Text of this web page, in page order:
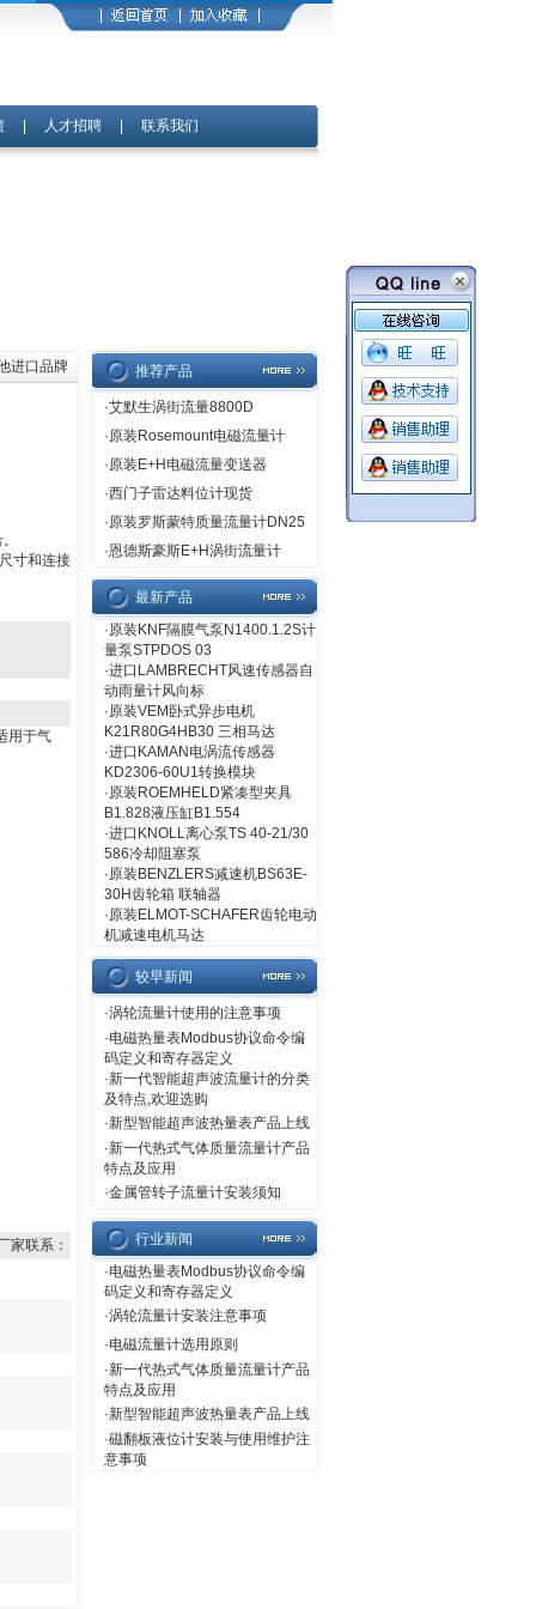
| 人才招聘| 联系我们
进口品牌
寸和连接
用于气
家联系：
推荐产品
·艾默生涡街流量8800D
·原装Rosemount电磁流量计
·原装E+H电磁流量变送器
·西门子雷达料位计现货
·原装罗斯蒙特质量流量计DN25
·恩德斯豪斯E+H涡街流量计
最新产品
·原装KNF隔膜气泵N1400.1.2S计
量泵STPDOS 03
·进口LAMBRECHT风速传感器自
动雨量计风向标
·原装VEM卧式异步电机
K21R80G4HB30 三相马达
·进口KAMAN电涡流传感器
KD2306-60U1转换模块
·原装ROEMHELD紧凑型夹具
B1.828液压缸B1.554
·进口KNOLL离心泵TS 40-21/30
586冷却阻塞泵
·原装BENZLERS减速机BS63E-
30H齿轮箱 联轴器
·原装ELMOT-SCHAFER齿轮电动
机减速电机马达
较早新闻
·涡轮流量计使用的注意事项
·电磁热量表Modbus协议命令编
码定义和寄存器定义
·新一代智能超声波流量计的分类
及特点,欢迎选购
·新型智能超声波热量表产品上线
·新一代热式气体质量流量计产品
特点及应用
·金属管转子流量计安装须知
行业新闻
·电磁热量表Modbus协议命令编
码定义和寄存器定义
·涡轮流量计安装注意事项
·电磁流量计选用原则
·新一代热式气体质量流量计产品
特点及应用
·新型智能超声波热量表产品上线
·磁翻板液位计安装与使用维护注
意事项